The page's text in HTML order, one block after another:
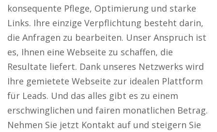
konsequente Pflege, Optimierung und starke
Links. Ihre einzige Verpflichtung besteht darin,
die Anfragen zu bearbeiten. Unser Anspruch ist
es, Ihnen eine Webseite zu schaffen, die
Resultate liefert. Dank unseres Netzwerks wird
Ihre gemietete Webseite zur idealen Plattform
für Leads. Und das alles gibt es zu einem
erschwinglichen und fairen monatlichen Betrag.
Nehmen Sie jetzt Kontakt auf und steigern Sie